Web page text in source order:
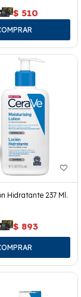
$ 510
Hidratante 237 Ml.
$ 893